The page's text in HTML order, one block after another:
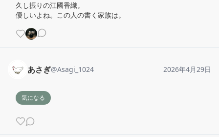
久し振りの江國香織。
優しいよね。この人の書く家族は。
あさぎ@Asagi_1024 2026年4月29日
気になる